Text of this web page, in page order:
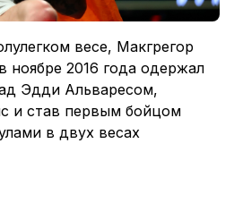
весе, Макгрегор
ноябре 2016 года одержал
Эдди Альваресом,
и став первым бойцом
в двух весах